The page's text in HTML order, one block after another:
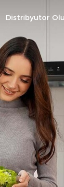
Distribyutor